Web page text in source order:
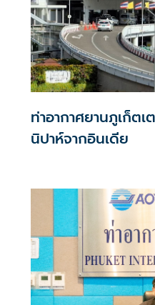
ท่าอากาศยานภูเก็ต
นิปาห์จากอินเดีย